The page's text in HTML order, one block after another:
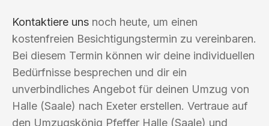
Kontaktiere uns noch heute, um einen
kostenfreien Besichtigungstermin zu vereinbaren.
Bei diesem Termin können wir deine individuellen
Bedürfnisse besprechen und dir ein
unverbindliches Angebot für deinen Umzug von
Halle (Saale) nach Exeter erstellen. Vertraue auf
den Umzugskönig Pfeffer Halle (Saale) und